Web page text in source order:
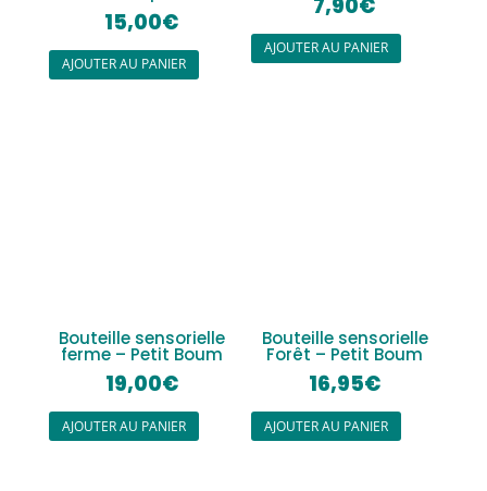
15,00€
AJOUTER AU PANIER
AJOUTER AU PANIER
Bouteille sensorielle
ferme – Petit Boum
19,00€
AJOUTER AU PANIER
Bouteille sensorielle
Forêt – Petit Boum
16,95€
AJOUTER AU PANIER